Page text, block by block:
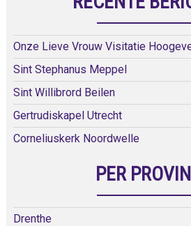
Onze Lieve Vrouw Visitatie
Sint Stephanus Meppel
Sint Willibrord Beilen
Gertrudiskapel Utrecht
Corneliuskerk Noordwelle
PER
Drenthe